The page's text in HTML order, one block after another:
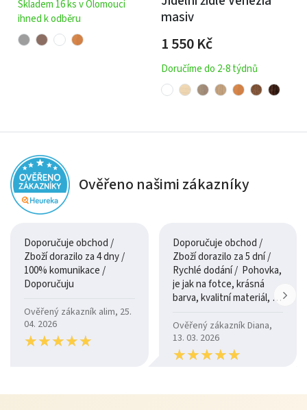
Skladem 16 ks v Olomouci
ihned k odběru
masiv
1 550Kč
Doručíme do 2-8 týdnů
Ověřeno našimi zákazníky
Doporučuje obchod /
Zboží dorazilo za 4 dny /
100% komunikace /
Doporučuju
Ověřený zákazník alim, 25.
04. 2026
★★★★★
★★★★★
Doporučuje obchod /
Zboží dorazilo za 5 dní /
Rychlé dodání / Pohovka,
je jak na fotce, krásná
barva, kvalitní materiál, a
Ověřený zákazník Diana,
13. 03. 2026
★★★★★
★★★★★